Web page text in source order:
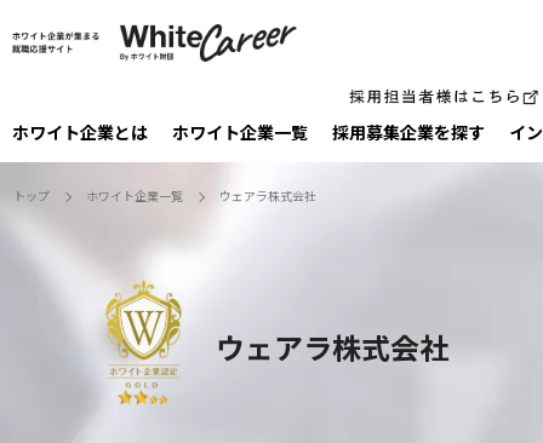
ホワイト企業とは ホワイト企業一覧 採⽤募集企業を探す イ
トップ ホワイト企業一覧 ウェアラ株式会社
ウェアラ株式会社